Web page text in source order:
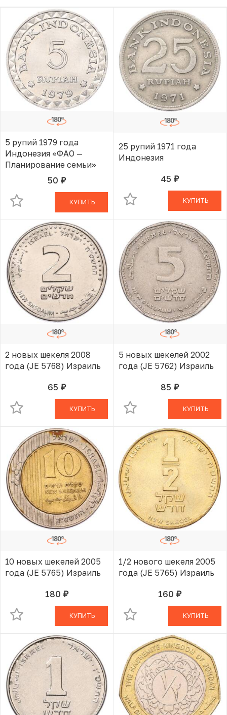
5 рупий 1979 года
Индонезия «ФАО —
Планирование семьи»
50 руб.В КОРЗИНЕ
КУПИТЬ
25 рупий 1971 года
Индонезия
45 руб.В КОРЗИНЕ
КУПИТЬ
2 новых шекеля 2008
года (JE 5768) Израиль
65 руб.В КОРЗИНЕ
КУПИТЬ
5 новых шекелей 2002
года (JE 5762) Израиль
85 руб.В КОРЗИНЕ
КУПИТЬ
10 новых шекелей 2005
года (JE 5765) Израиль
180 руб.В КОРЗИНЕ
КУПИТЬ
1/2 нового шекеля 2005
года (JE 5765) Израиль
160 руб.В КОРЗИНЕ
КУПИТЬ